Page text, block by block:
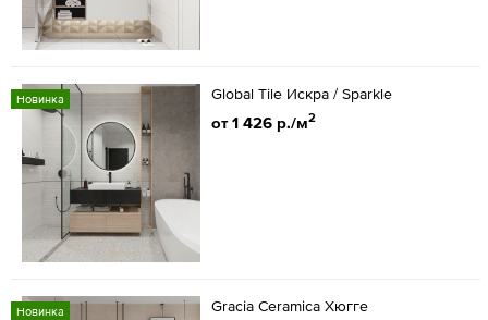
Новинка Global Tile Искра / Sparkle
от 1 426 р./м2
Новинка Gracia Ceramica Хюгге